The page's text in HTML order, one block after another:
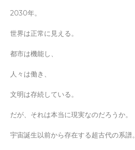
2030年。
世界は正常に見える。
都市は機能し、
人々は働き、
文明は存続している。
だが、それは本当に現実なのだろうか。
宇宙誕生以前から存在する超古代の系譜。